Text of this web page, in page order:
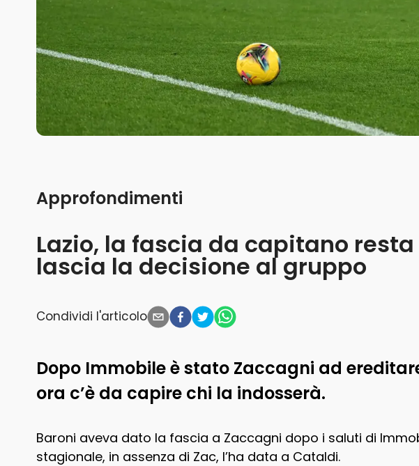
Lazio, la fascia da capitano
lascia la decisione al gruppo
Approfondimenti
Condividi l'articolo
Dopo Immobile è stato Zaccagni ad
ora c’è da capire chi la indosserà.
Baroni aveva dato la fascia a Zaccagni dopo i saluti di
stagionale, in assenza di Zac, l’ha data a Cataldi.